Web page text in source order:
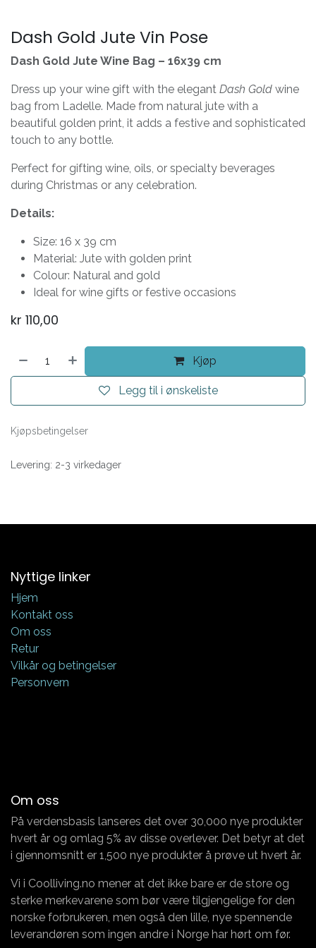
Dash Gold Jute Vin Pose
Dash Gold Jute Wine Bag – 16x39 cm
Dress up your wine gift with the elegant Dash Gold wine
bag from Ladelle. Made from natural jute with a
beautiful golden print, it adds a festive and sophisticated
touch to any bottle.
Perfect for gifting wine, oils, or specialty beverages
during Christmas or any celebration.
Details:
Size: 16 x 39 cm
Material: Jute with golden print
Colour: Natural and gold
Ideal for wine gifts or festive occasions
kr 110,00
Kjøp
Legg til i ønskeliste
Kjøpsbetingelser
Levering: 2-3 virkedager
Nyttige linker
Hjem
Kontakt oss
Om oss
Retur
Vilkår og betingelser
Personvern
Om oss
På verdensbasis lanseres det over 30,000 nye produkter
hvert år og omlag 5% av disse overlever. Det betyr at det
i gjennomsnitt er 1,500 nye produkter å prøve ut hvert år.
Vi i Coolliving.no mener at det ikke bare er de store og
sterke merkevarene som bør være tilgjengelige for den
norske forbrukeren, men også den lille, nye spennende
leverandøren som ingen andre i Norge har hørt om før.